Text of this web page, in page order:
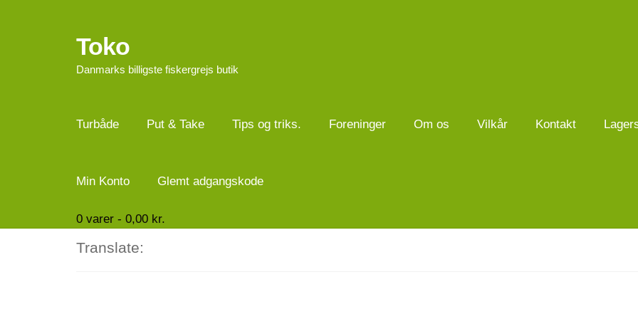
Spring
til
navigation
Spring
til
indhold
Toko
Danmarks billigste fiskergrejs butik
Turbåde Put & Take Tips og triks. Foreninger Om os Vilkår Kontakt
Min Konto Glemt adgangskode
0varer - 0,00 kr.
Translate: